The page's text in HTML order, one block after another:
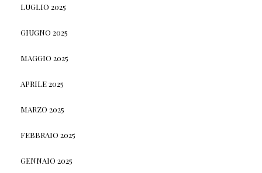
LUGLIO 2025
GIUGNO 2025
MAGGIO 2025
APRILE 2025
MARZO 2025
FEBBRAIO 2025
GENNAIO 2025